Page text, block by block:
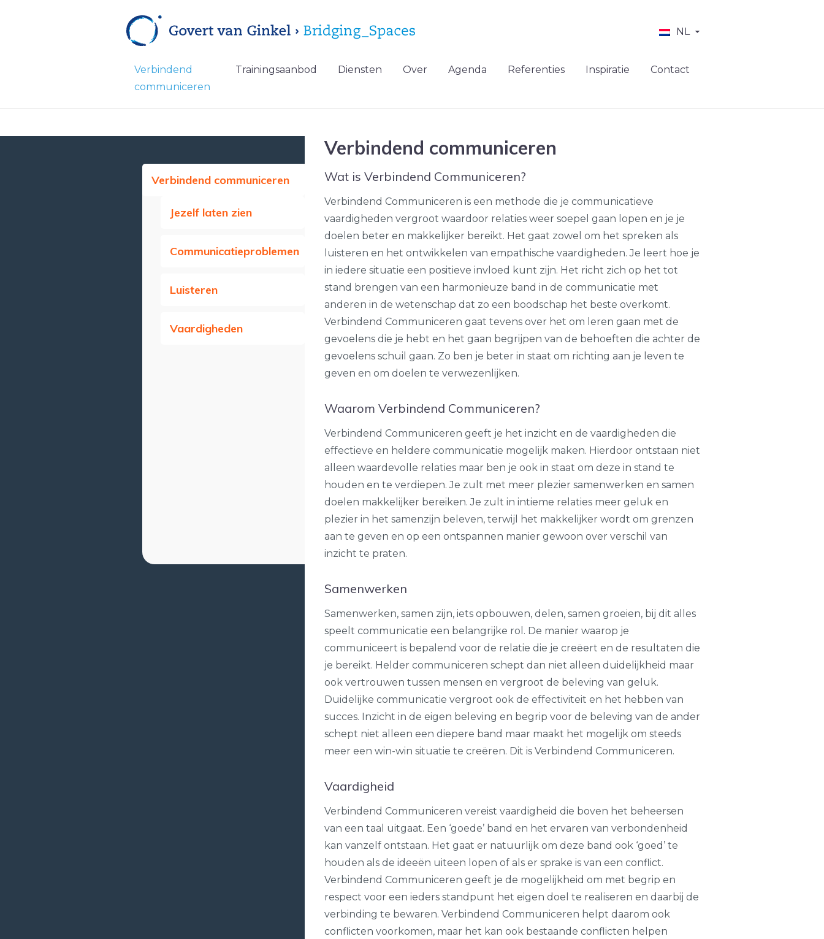
NL
Verbindend
communiceren
Trainingsaanbod Diensten Over Agenda Referenties Inspiratie Contact
Verbindend communiceren
Jezelf laten zien
Communicatieproblemen
Luisteren
Vaardigheden
Verbindend communiceren
Wat is Verbindend Communiceren?
Verbindend Communiceren is een methode die je communicatieve
vaardigheden vergroot waardoor relaties weer soepel gaan lopen en je je
doelen beter en makkelijker bereikt. Het gaat zowel om het spreken als
luisteren en het ontwikkelen van empathische vaardigheden. Je leert hoe je
in iedere situatie een positieve invloed kunt zijn. Het richt zich op het tot
stand brengen van een harmonieuze band in de communicatie met
anderen in de wetenschap dat zo een boodschap het beste overkomt.
Verbindend Communiceren gaat tevens over het om leren gaan met de
gevoelens die je hebt en het gaan begrijpen van de behoeften die achter de
gevoelens schuil gaan. Zo ben je beter in staat om richting aan je leven te
geven en om doelen te verwezenlijken.
Waarom Verbindend Communiceren?
Verbindend Communiceren geeft je het inzicht en de vaardigheden die
effectieve en heldere communicatie mogelijk maken. Hierdoor ontstaan niet
alleen waardevolle relaties maar ben je ook in staat om deze in stand te
houden en te verdiepen. Je zult met meer plezier samenwerken en samen
doelen makkelijker bereiken. Je zult in intieme relaties meer geluk en
plezier in het samenzijn beleven, terwijl het makkelijker wordt om grenzen
aan te geven en op een ontspannen manier gewoon over verschil van
inzicht te praten.
Samenwerken
Samenwerken, samen zijn, iets opbouwen, delen, samen groeien, bij dit alles
speelt communicatie een belangrijke rol. De manier waarop je
communiceert is bepalend voor de relatie die je creëert en de resultaten die
je bereikt. Helder communiceren schept dan niet alleen duidelijkheid maar
ook vertrouwen tussen mensen en vergroot de beleving van geluk.
Duidelijke communicatie vergroot ook de effectiviteit en het hebben van
succes. Inzicht in de eigen beleving en begrip voor de beleving van de ander
schept niet alleen een diepere band maar maakt het mogelijk om steeds
meer een win-win situatie te creëren. Dit is Verbindend Communiceren.
Vaardigheid
Verbindend Communiceren vereist vaardigheid die boven het beheersen
van een taal uitgaat. Een ‘goede’ band en het ervaren van verbondenheid
kan vanzelf ontstaan. Het gaat er natuurlijk om deze band ook ‘goed’ te
houden als de ideeën uiteen lopen of als er sprake is van een conflict.
Verbindend Communiceren geeft je de mogelijkheid om met begrip en
respect voor een ieders standpunt het eigen doel te realiseren en daarbij de
verbinding te bewaren. Verbindend Communiceren helpt daarom ook
conflicten voorkomen, maar het kan ook bestaande conflicten helpen